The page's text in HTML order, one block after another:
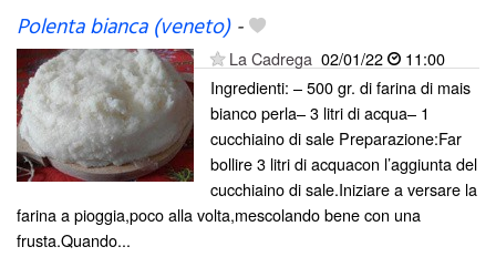
Polenta bianca (veneto)-
La Cadrega 02/01/22
11:00
Ingredienti: – 500 gr. di farina di mais
bianco perla– 3 litri di acqua– 1
cucchiaino di sale Preparazione:Far
bollire 3 litri di acquacon l’aggiunta del
cucchiaino di sale.Iniziare a versare la
farina a pioggia,poco alla volta,mescolando bene con una
frusta.Quando...